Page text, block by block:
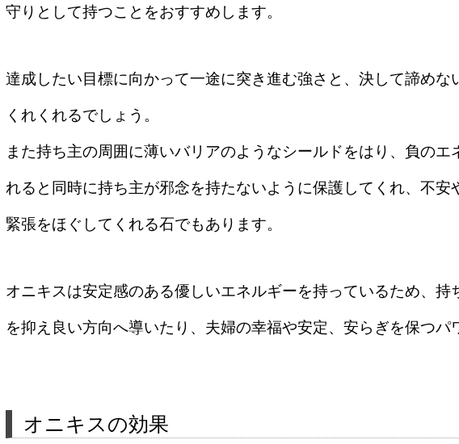
守りとして持つことをおすすめします。
達成したい目標に向かって一途に突き進む強さと、決して諦めな
くれくれるでしょう。
また持ち主の周囲に薄いバリアのようなシールドをはり、負のエ
れると同時に持ち主が邪念を持たないように保護してくれ、不安
緊張をほぐしてくれる石でもあります。
オニキスは安定感のある優しいエネルギーを持っているため、持
を抑え良い方向へ導いたり、夫婦の幸福や安定、安らぎを保つパ
オニキスの効果